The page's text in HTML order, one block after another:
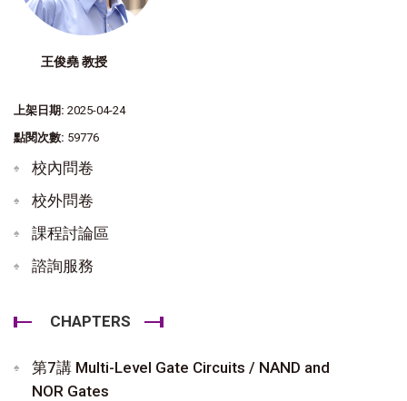
王俊堯 教授
上架日期: 2025-04-24
點閱次數: 59776
校內問卷
校外問卷
課程討論區
諮詢服務
CHAPTERS
第7講 Multi-Level Gate Circuits / NAND and
NOR Gates